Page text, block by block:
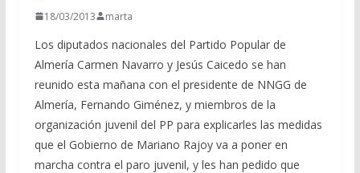
18/03/2013 marta
Los diputados nacionales del Partido Popular de
Almería Carmen Navarro y Jesús Caicedo se han
reunido esta mañana con el presidente de NNGG de
Almería, Fernando Giménez, y miembros de la
organización juvenil del PP para explicarles las medidas
que el Gobierno de Mariano Rajoy va a poner en
marcha contra el paro juvenil, y les han pedido que